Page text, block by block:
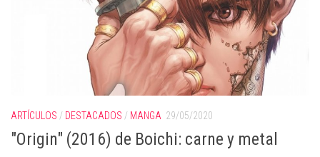
ARTÍCULOS / DESTACADOS / MANGA 29/05/2020
"Origin" (2016) de Boichi: carne y metal